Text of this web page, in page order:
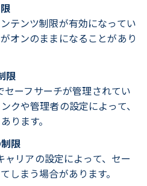
テンツ制限が有効になってい
オンのままになることがあり
限
ーフサーチが管理されてい
クや管理者の設定によって、
ります。
限
リアの設定によって、セー
しまう場合があります。